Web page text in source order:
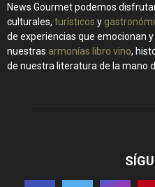
News Gourmet podemos
culturales, turísticos y
de experiencias que emocionan
nuestras armonías libro vino,
de nuestra literatura de la mano